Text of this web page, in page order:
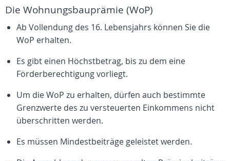
Die Wohnungsbauprämie (WoP)
Ab Vollendung des 16. Lebensjahrs können Sie die
WoP erhalten.
Es gibt einen Höchstbetrag, bis zu dem eine
Förderberechtigung vorliegt.
Um die WoP zu erhalten, dürfen auch bestimmte
Grenzwerte des zu versteuerten Einkommens nicht
überschritten werden.
Es müssen Mindestbeiträge geleistet werden.